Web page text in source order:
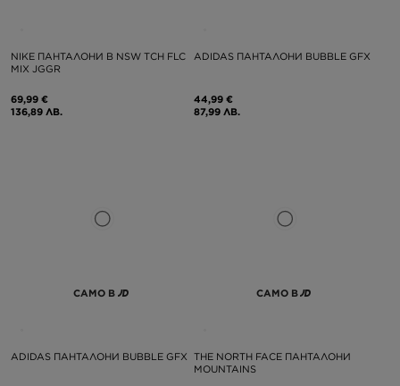
NIKE ПАНТАЛОНИ B NSW TCH FLC
MIX JGGR
69,99 €
136,89 ЛВ.
ADIDAS ПАНТАЛОНИ BUBBLE GFX
44,99 €
87,99 ЛВ.
САМО В
ADIDAS ПАНТАЛОНИ BUBBLE GFX
САМО В
THE NORTH FACE ПАНТАЛОНИ
MOUNTAINS